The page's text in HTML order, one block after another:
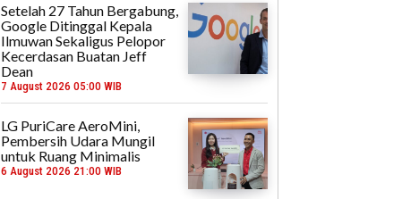
Setelah 27 Tahun Bergabung,
Google Ditinggal Kepala
Ilmuwan Sekaligus Pelopor
Kecerdasan Buatan Jeff
Dean
7 August 2026 05:00 WIB
LG PuriCare AeroMini,
Pembersih Udara Mungil
untuk Ruang Minimalis
6 August 2026 21:00 WIB